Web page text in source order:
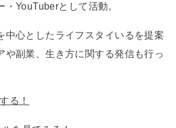
・YouTuberとして活動。
中心としたライフスタイいるを提案
や副業、生き方に関する発信も行っ
る！